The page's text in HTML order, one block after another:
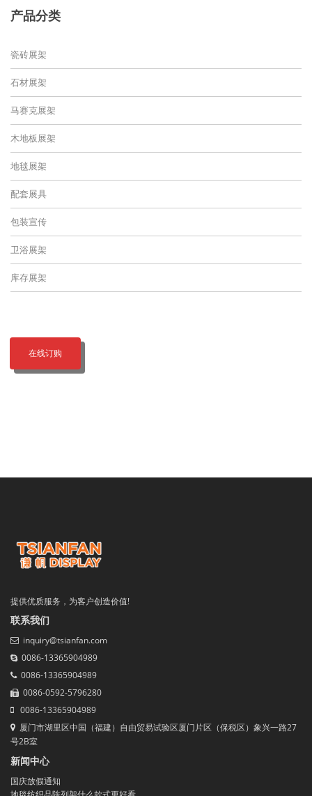
产品分类
瓷砖展架
石材展架
马赛克展架
木地板展架
地毯展架
配套展具
包装宣传
卫浴展架
库存展架
在线订购
提供优质服务，为客户创造价值!
联系我们
inquiry@tsianfan.com
0086-13365904989
0086-13365904989
0086-0592-5796280
0086-13365904989
厦门市湖里区中国（福建）自由贸易试验区厦门片区（保税区）象兴一路27
号2B室
新闻中心
国庆放假通知